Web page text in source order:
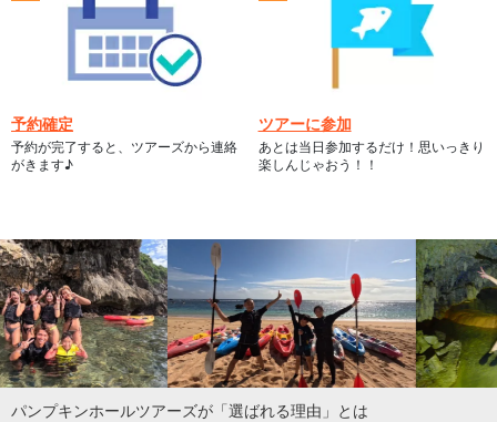
予約確定
予約が完了すると、ツアーズから連絡
がきます♪
ツアーに参加
あとは当日参加するだけ！思いっきり
楽しんじゃおう！！
パンプキンホールツアーズが「選ばれる理由」とは